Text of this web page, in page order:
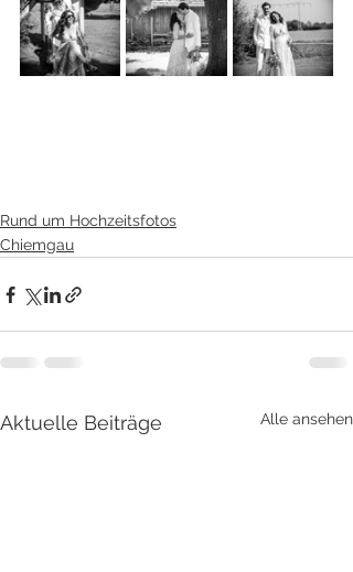
Rund um Hochzeitsfotos
Chiemgau
Aktuelle Beiträge Alle ansehen